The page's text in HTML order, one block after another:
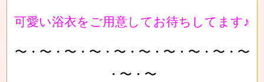
可愛い浴衣をご用意してお待ちしてます♪
〜・〜・〜・〜・〜・〜・〜・〜・〜・〜
・〜・〜